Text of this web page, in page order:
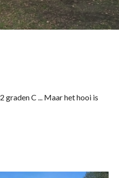
graden C ... Maar het hooi is